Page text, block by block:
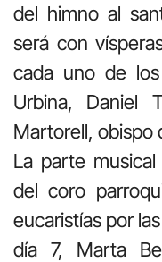
del himno al
será con
cada uno de
Urbina, Daniel
Martorell, obispo
La parte
del coro
eucaristías por
día 7, Marta